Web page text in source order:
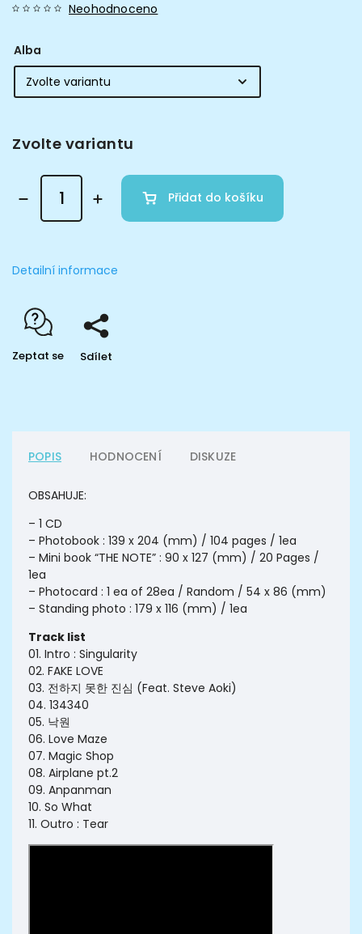
Neohodnoceno
Alba
Zvolte variantu
Přidat do košíku
Detailní informace
Zeptat se Sdílet
POPIS HODNOCENÍ DISKUZE
OBSAHUJE:
– 1 CD
– Photobook : 139 x 204 (mm) / 104 pages / 1ea
– Mini book “THE NOTE” : 90 x 127 (mm) / 20 Pages /
1ea
– Photocard : 1 ea of 28ea / Random / 54 x 86 (mm)
– Standing photo : 179 x 116 (mm) / 1ea
Track list
01. Intro : Singularity
02. FAKE LOVE
03. 전하지 못한 진심 (Feat. Steve Aoki)
04. 134340
05. 낙원
06. Love Maze
07. Magic Shop
08. Airplane pt.2
09. Anpanman
10. So What
11. Outro : Tear